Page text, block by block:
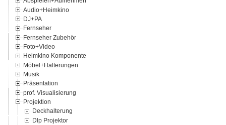
Audio+Heimkino
DJ+PA
Fernseher
Fernseher Zubehör
Foto+Video
Heimkino Komponente
Möbel+Halterungen
Musik
Präsentation
prof. Visualisierung
Projektion
Deckhalterung
Dlp Projektor